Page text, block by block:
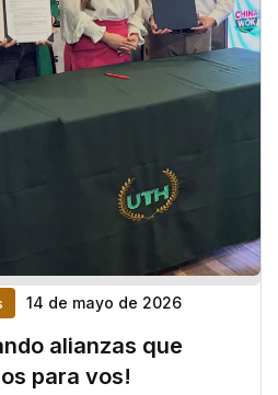
14 de mayo de 2026
alianzas que
para vos!